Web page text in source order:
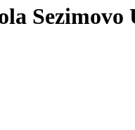
Sezimovo